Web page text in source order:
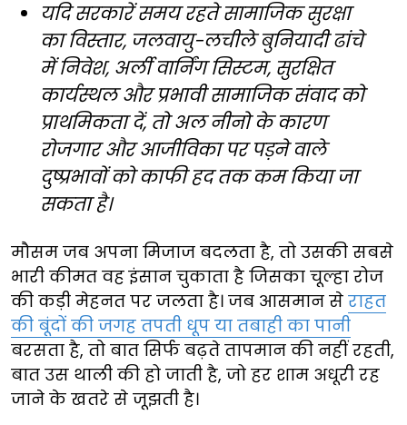
यदि सरकारें समय रहते सामाजिक सुरक्षा
का विस्तार, जलवायु-लचीले बुनियादी ढांचे
में निवेश, अर्ली वार्निंग सिस्टम, सुरक्षित
कार्यस्थल और प्रभावी सामाजिक संवाद को
प्राथमिकता दें, तो अल नीनो के कारण
रोजगार और आजीविका पर पड़ने वाले
दुष्प्रभावों को काफी हद तक कम किया जा
सकता है।
मौसम जब अपना मिजाज बदलता है, तो उसकी सबसे
भारी कीमत वह इंसान चुकाता है जिसका चूल्हा रोज
की कड़ी मेहनत पर जलता है। जब आसमान से राहत
की बूंदों की जगह तपती धूप या तबाही का पानी
बरसता है, तो बात सिर्फ बढ़ते तापमान की नहीं रहती,
बात उस थाली की हो जाती है, जो हर शाम अधूरी रह
जाने के खतरे से जूझती है।